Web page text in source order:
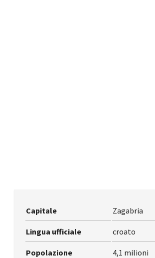
Capitale Zagabria
Lingua ufficiale croato
Popolazione 4,1 milioni